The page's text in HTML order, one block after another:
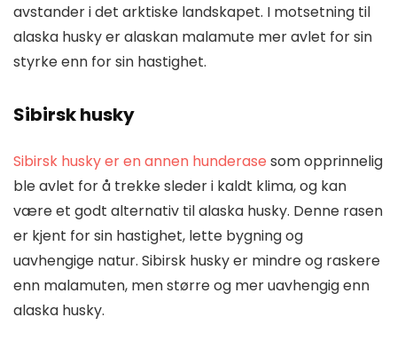
avstander i det arktiske landskapet. I motsetning til
alaska husky er alaskan malamute mer avlet for sin
styrke enn for sin hastighet.
Sibirsk husky
Sibirsk husky er en annen hunderase som opprinnelig
ble avlet for å trekke sleder i kaldt klima, og kan
være et godt alternativ til alaska husky. Denne rasen
er kjent for sin hastighet, lette bygning og
uavhengige natur. Sibirsk husky er mindre og raskere
enn malamuten, men større og mer uavhengig enn
alaska husky.